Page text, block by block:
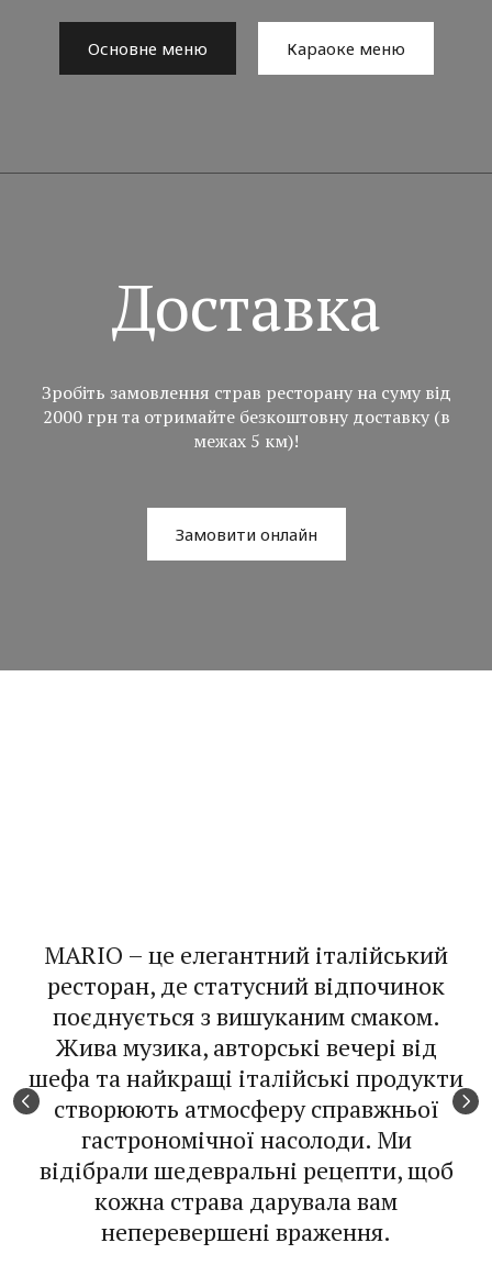
Основне меню Караоке меню
Доставка
Зробіть замовлення страв ресторану на суму від
2000 грн та отримайте безкоштовну доставку (в
межах 5 км)!
Замовити онлайн
MARIO – це елегантний італійський
ресторан, де статусний відпочинок
поєднується з вишуканим смаком.
Жива музика, авторські вечері від
шефа та найкращі італійські продукти
створюють атмосферу справжньої
гастрономічної насолоди. Ми
відібрали шедевральні рецепти, щоб
кожна страва дарувала вам
неперевершені враження.